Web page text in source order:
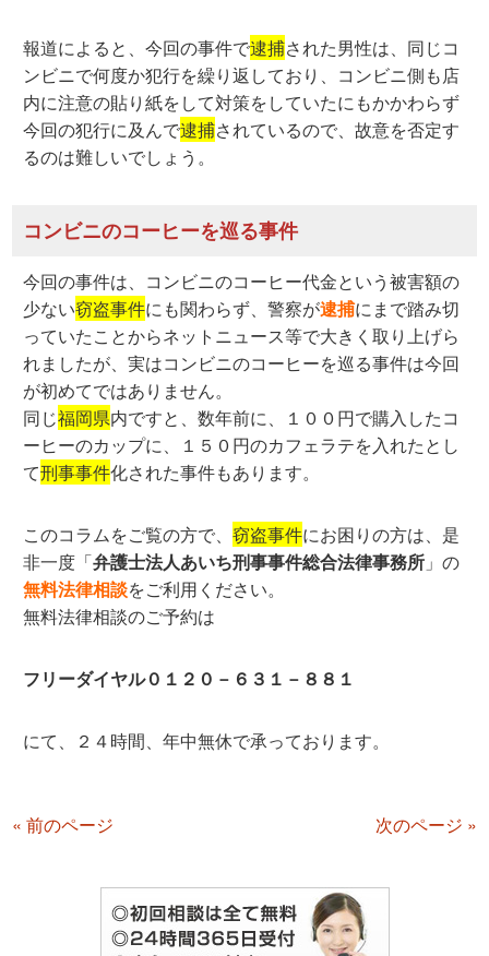
報道によると、今回の事件で逮捕された男性は、同じコ
ンビニで何度か犯行を繰り返しており、コンビニ側も店
内に注意の貼り紙をして対策をしていたにもかかわらず
今回の犯行に及んで逮捕されているので、故意を否定す
るのは難しいでしょう。
コンビニのコーヒーを巡る事件
今回の事件は、コンビニのコーヒー代金という被害額の
少ない窃盗事件にも関わらず、警察が逮捕にまで踏み切
っていたことからネットニュース等で大きく取り上げら
れましたが、実はコンビニのコーヒーを巡る事件は今回
が初めてではありません。
同じ福岡県内ですと、数年前に、１００円で購入したコ
ーヒーのカップに、１５０円のカフェラテを入れたとし
て刑事事件化された事件もあります。
このコラムをご覧の方で、窃盗事件にお困りの方は、是
非一度「弁護士法人あいち刑事事件総合法律事務所 」の
無料法律相談をご利用ください。
無料法律相談のご予約は
フリーダイヤル０１２０－６３１－８８１
にて、２４時間、年中無休で承っております。
« 前のページ 次のページ »